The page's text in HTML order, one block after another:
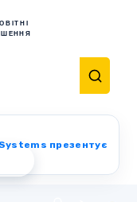
презентує